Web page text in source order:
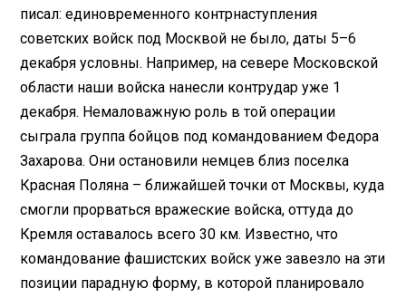
писал: единовременного контрнаступления
советских войск под Москвой не было, даты 5–6
декабря условны. Например, на севере Московской
области наши войска нанесли контр­удар уже 1
декабря. Немаловажную роль в той операции
сыграла группа бойцов под командованием Федора
Захарова. Они остановили немцев близ поселка
Красная Поляна – ближайшей точки от Москвы, куда
смогли прорваться вражеские войска, оттуда до
Кремля оставалось всего 30 км. Известно, что
командование фашистских войск уже завезло на эти
позиции парадную форму, в которой планировало